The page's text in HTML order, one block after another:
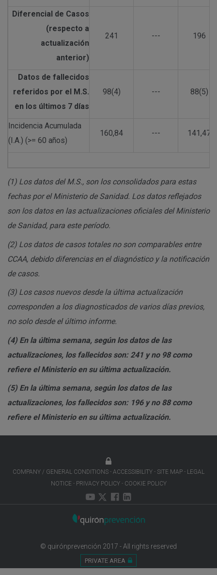
Diferencial de Casos
(respecto a
actualización
anterior)
241 --- 196
Datos de fallecidos
referidos por el M.S.
en los últimos 7 días
98(4) --- 88(5)
Incidencia Acumulada
(I.A.) (>= 60 años)
160,84 --- 141,47
(1) Los datos del M.S., son los consolidados para estas
fechas por el Ministerio de Sanidad. Los datos reflejados
son los datos en las actualizaciones oficiales del Ministerio
de Sanidad, para este período.
(2) Los datos de casos totales no son comparables entre
CCAA, debido diferencias en el diagnóstico y la notificación
de casos.
(3) Los casos nuevos desde la última actualización
corresponden a los diagnosticados de varios días previos,
no solo desde el último informe.
(4) En la última semana, según los datos de las
actualizaciones, los fallecidos son: 241 y no 98 como
refiere el Ministerio en su última actualización.
(5) En la última semana, según los datos de las
actualizaciones, los fallecidos son: 196 y no 88 como
refiere el Ministerio en su última actualización.
COMPANY / GENERAL CONDITIONS ACCESSIBILITY SITE MAP
LEGAL
NOTICE
PRIVACY POLICY COOKIE POLICY
© quirónprevención 2017 - All rights reserved
PRIVATE AREA